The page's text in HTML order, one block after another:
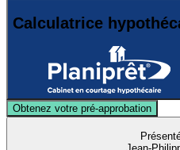
Calculatrice
Obtenez votre pré-approbation